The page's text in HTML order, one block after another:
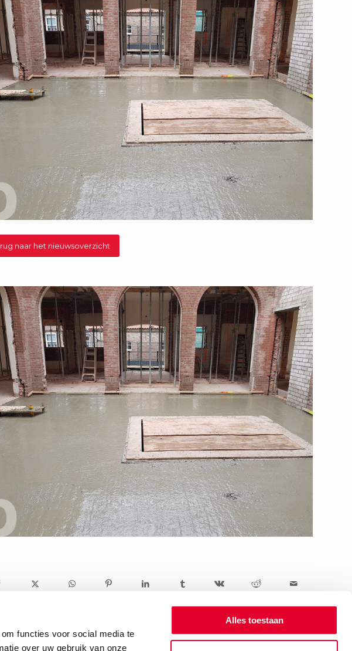
functies voor social media te
over uw gebruik van onze
Alles toestaan
naar het nieuwsoverzicht